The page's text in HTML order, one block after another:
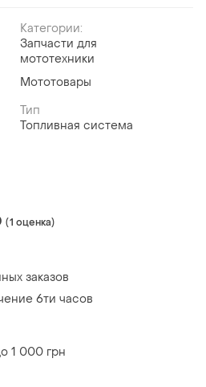
Категории:
Запчасти для
мототехники
Мототовары
Тип
Топливная система
(1 оценка)
заказов
6ти часов
1 000 грн